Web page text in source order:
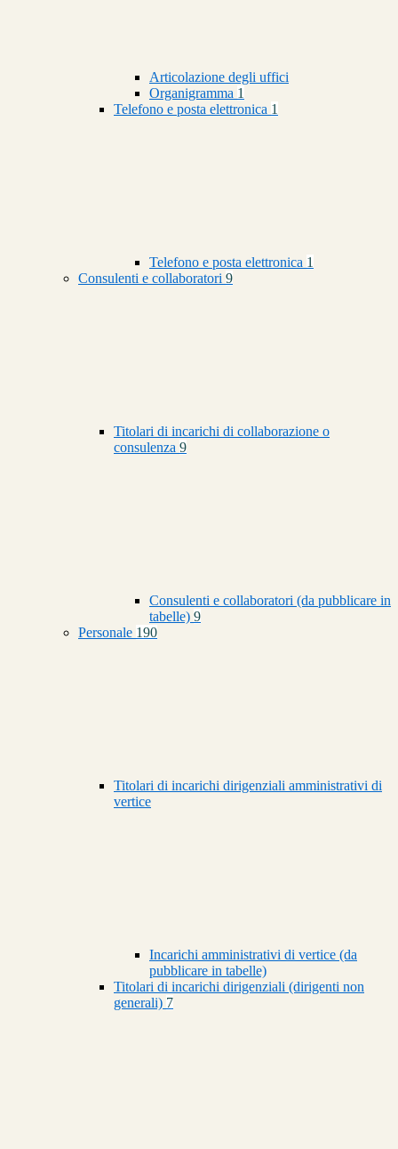
Articolazione degli uffici
Organigramma 1
Telefono e posta elettronica 1
Telefono e posta elettronica 1
Consulenti e collaboratori 9
Titolari di incarichi di collaborazione o
consulenza 9
Consulenti e collaboratori (da pubblicare in
tabelle) 9
Personale 190
Titolari di incarichi dirigenziali amministrativi di
vertice
Incarichi amministrativi di vertice (da
pubblicare in tabelle)
Titolari di incarichi dirigenziali (dirigenti non
generali) 7